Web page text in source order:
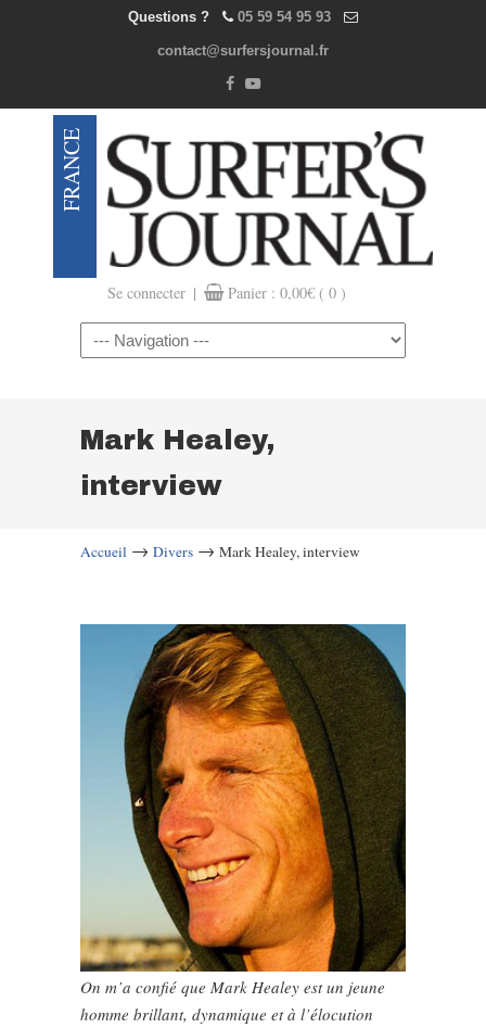
Questions ? 05 59 54 95 93
contact@surfersjournal.fr
Se connecter | Panier : 0,00€ ( 0 )
Navigation
Mark Healey,
interview
Accueil → Divers → Mark Healey, interview
On m’a confié que Mark Healey est un jeune
homme brillant, dynamique et à l’élocution